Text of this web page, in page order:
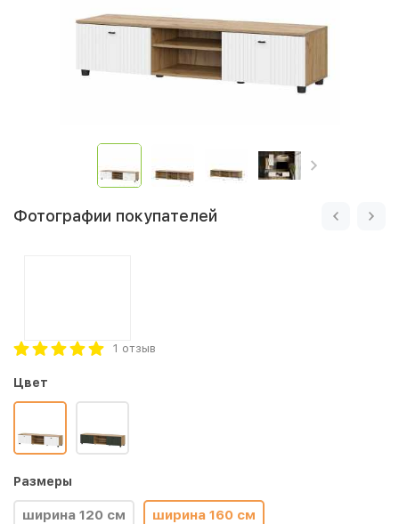
Фотографии покупателей
1 отзыв
Цвет
Размеры
ширина 120 см ширина 160 см